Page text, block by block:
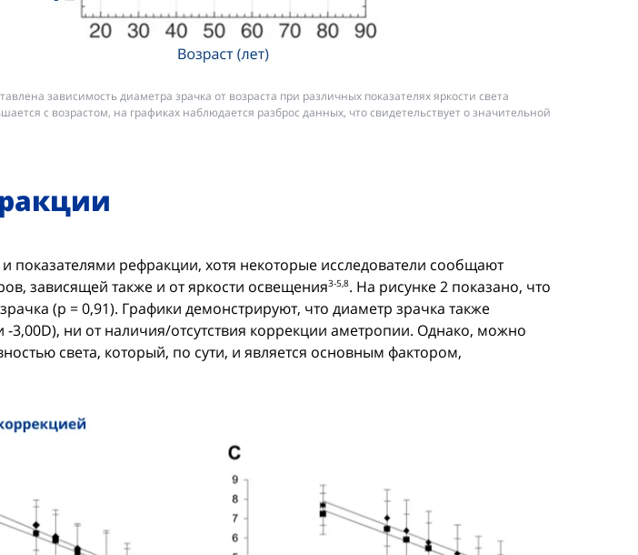
зависимость диаметра зрачка от возраста при различных показателях яркости света
с возрастом, на графиках наблюдается разброс данных, что свидетельствует о значительной
рефракции, хотя некоторые исследователи сообщают
зависящей также и от яркости освещения3-5,8. На рисунке 2 показано, что
(p = 0,91). Графики демонстрируют, что диаметр зрачка также
ни от наличия/отсутствия коррекции аметропии. Однако, можно
света, который, по сути, и является основным фактором,